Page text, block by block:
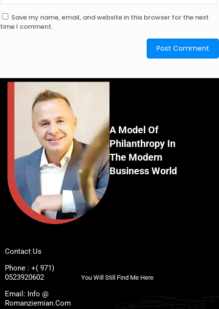
Save my name, email, and website in this browser for the next
time I comment.
A Model Of
Philanthropy In
The Modern
Business World
Contact Us
Phone : +( 971)
0523920602
Email: Info @
Romanziemian.Com
You Will Still Find Me Here